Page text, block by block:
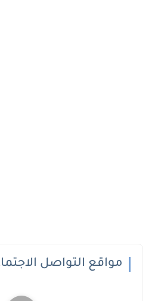
مواقع التواصل